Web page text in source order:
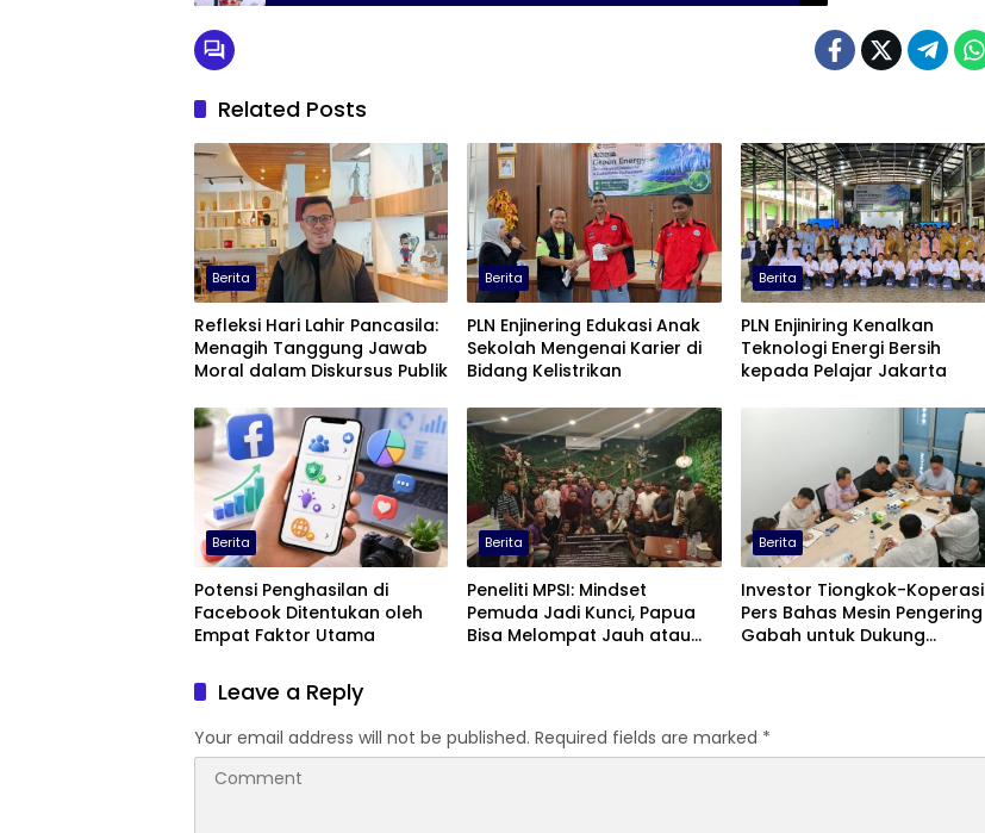
Related Posts
Berita
Refleksi Hari Lahir Pancasila:
Menagih Tanggung Jawab
Moral dalam Diskursus Publik
Berita
PLN Enjinering Edukasi Anak
Sekolah Mengenai Karier di
Bidang Kelistrikan
Berita
PLN Enjiniring Kenalkan
Teknologi Energi Bersih
kepada Pelajar Jakarta
Berita
Potensi Penghasilan di
Facebook Ditentukan oleh
Empat Faktor Utama
Berita
Peneliti MPSI: Mindset
Pemuda Jadi Kunci, Papua
Bisa Melompat Jauh atau
Berita
Investor Tiongkok-Koperasi
Pers Bahas Mesin Pengering
Gabah untuk Dukung
Leave a Reply
Your email address will not be published. Required fields are marked *